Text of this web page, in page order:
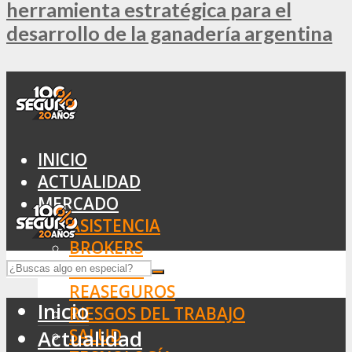
herramienta estratégica para el
desarrollo de la ganadería argentina
INICIO
ACTUALIDAD
MERCADO
ASISTENCIA
BROKERS
SEGUROS
REASEGUROS
RIESGOS DEL TRABAJO
SALUD
Inicio
Actualidad